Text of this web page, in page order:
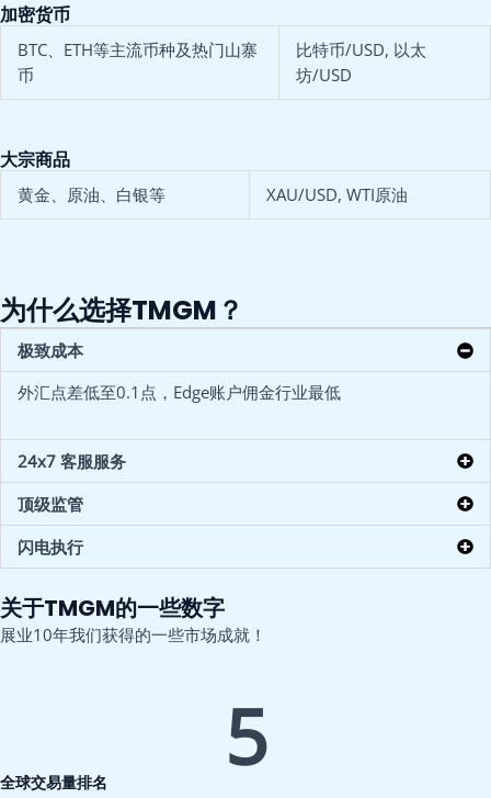
加密货币
BTC、ETH等主流币种及热门山寨
币
比特币/USD, 以太
坊/USD
大宗商品
黄金、原油、白银等 XAU/USD, WTI原油
为什么选择TMGM？
极致成本
外汇点差低至0.1点，Edge账户佣金行业最低
24x7 客服服务
顶级监管
闪电执行
关于TMGM的一些数字
展业10年我们获得的一些市场成就！
5
全球交易量排名